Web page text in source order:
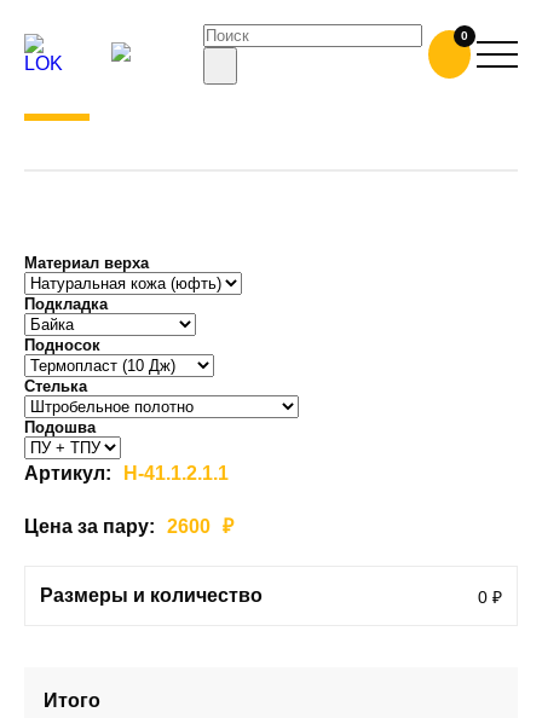
0
РАБОЧИЕ ПОЛУСАПОГИ ЛОК-
Материал верха
Подкладка
Подносок
Cтелька
Подошва
Артикул: Н-41.1.2.1.1
Цена за пару: 2600 ₽
Размеры и количество 0 ₽
Итого